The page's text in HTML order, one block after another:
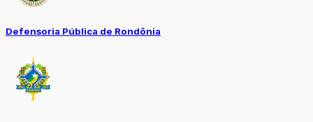
Defensoria Pública de Rondônia